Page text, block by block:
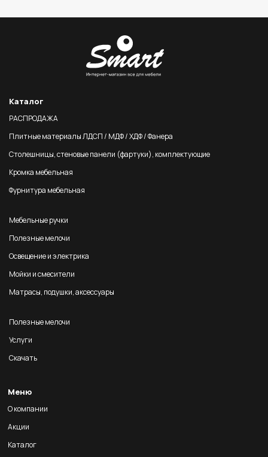
Каталог
РАСПРОДАЖА
Плитные материалы ЛДСП / МДФ / ХДФ / Фанера
Столешницы, стеновые панели (фартуки), комплектующие
Кромка мебельная
Фурнитура мебельная
Мебельные ручки
Полезные мелочи
Освещение и электрика
Мойки и смесители
Матрасы, подушки, аксессуары
Полезные мелочи
Услуги
Скачать
Меню
О компании
Акции
Каталог